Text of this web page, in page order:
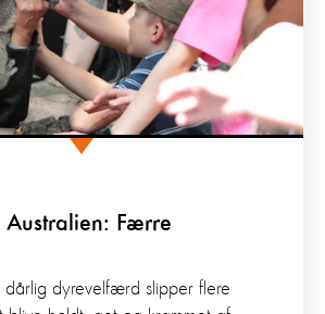
Færre
dårlig dyrevelfærd slipper flere